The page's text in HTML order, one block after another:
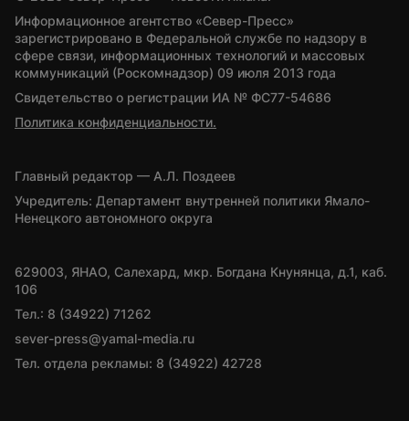
Информационное агентство «Север-Пресс»
зарегистрировано в Федеральной службе по надзору в
сфере связи, информационных технологий и массовых
коммуникаций (Роскомнадзор) 09 июля 2013 года
Свидетельство о регистрации ИА № ФС77-54686
Политика конфиденциальности.
Главный редактор — А.Л. Поздеев
Учредитель: Департамент внутренней политики Ямало-
Ненецкого автономного округа
629003, ЯНАО, Салехард, мкр. Богдана Кнунянца, д.1, каб.
106
Тел.: 8 (34922) 71262
sever-press@yamal-media.ru
Тел. отдела рекламы: 8 (34922) 42728